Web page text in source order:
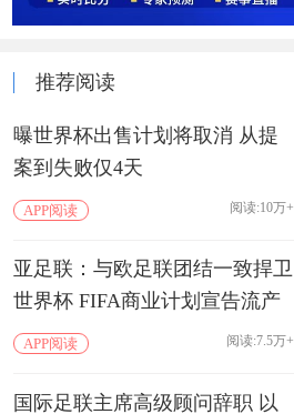
推荐阅读
曝世界杯出售计划将取消 从提
案到失败仅4天
APP阅读 阅读:10万+
亚足联：与欧足联团结一致捍卫
世界杯 FIFA商业计划宣告流产
APP阅读 阅读:7.5万+
国际足联主席高级顾问辞职 以